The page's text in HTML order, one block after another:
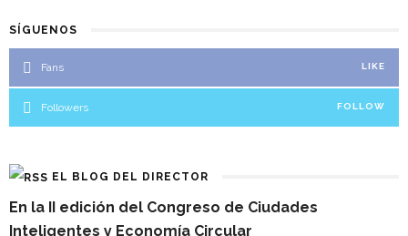
SÍGUENOS
Fans LIKE
Followers FOLLOW
EL BLOG DEL DIRECTOR
En la II edición del Congreso de Ciudades
Inteligentes y Economía Circular